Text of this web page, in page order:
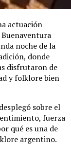
actuación
noche de la
donde
disfrutaron de
y folklore bien
sobre el
fuerza
qué es una de
argentino.